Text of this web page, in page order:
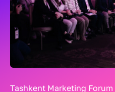
Tashkent Marketing